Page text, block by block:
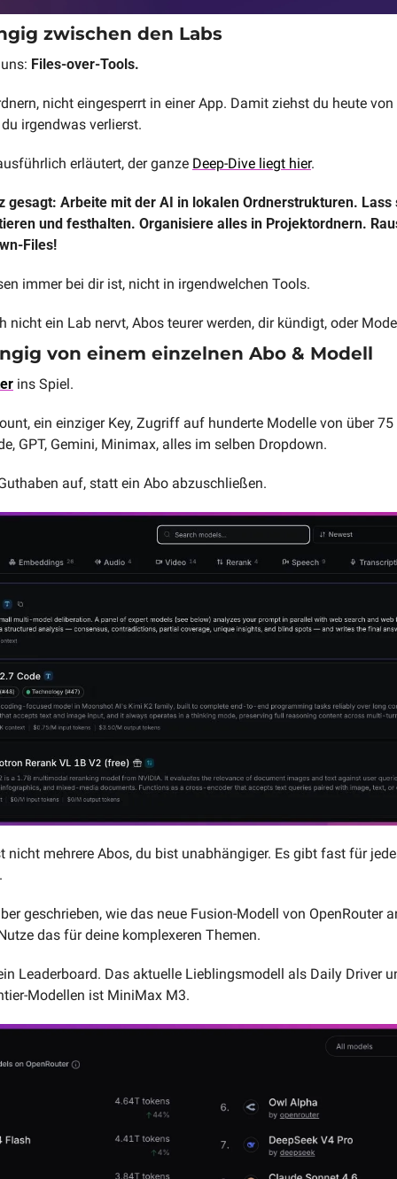
zwischen den Labs
Files-over-Tools.
nicht eingesperrt in einer App. Damit ziehst du heute
irgendwas verlierst.
erläutert, der ganze Deep-Dive liegt hier.
gesagt: Arbeite mit der AI in lokalen Ordnerstrukturen. Lass
und festhalten. Organisiere alles in Projektordnern.
Files!
immer bei dir ist, nicht in irgendwelchen Tools.
nicht ein Lab nervt, Abos teurer werden, dir kündigt, oder
von einem einzelnen Abo & Modell
ins Spiel.
ein einziger Key, Zugriff auf hunderte Modelle von über
GPT, Gemini, Minimax, alles im selben Dropdown.
auf, statt ein Abo abzuschließen.
nicht mehrere Abos, du bist unabhängiger. Es gibt fast für
geschrieben, wie das neue Fusion-Modell von OpenRouter
das für deine komplexeren Themen.
Leaderboard. Das aktuelle Lieblingsmodell als Daily Driver
Modellen ist MiniMax M3.